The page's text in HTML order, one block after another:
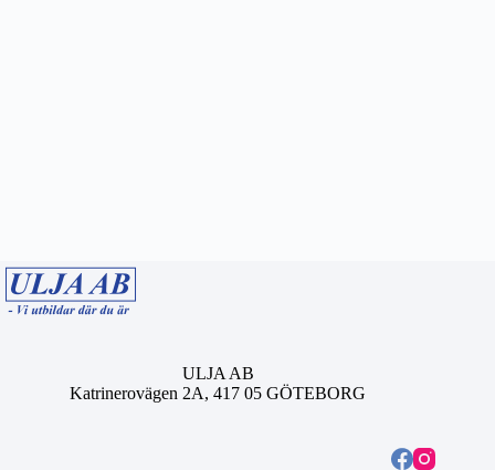
ULJA AB
Katrinerovägen 2A, 417 05 GÖTEBORG